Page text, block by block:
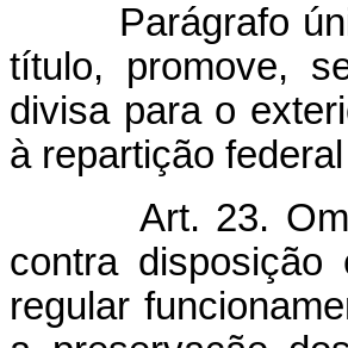
Parágrafo
título, promove,
divisa para o
à repartição
Art. 23.
contra
regular